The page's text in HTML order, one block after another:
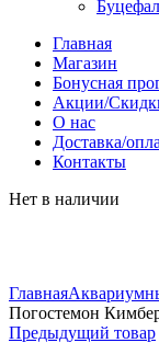
Главная
Магазин
Бонусная
Акции/
О нас
Доставка/
Контакты
Нет в наличии
Главная
Погостемон
Предыдущий товар